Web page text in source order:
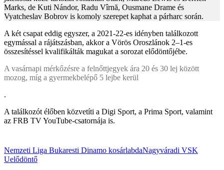
Marks, de Kuti Nándor, Radu Vîrnă, Ousmane Drame és
Vyatcheslav Bobrov is komoly szerepet kaphat a párharc során.
A két csapat eddig egyszer, a 2021-22-es idényben találkozott
egymással a rájátszásban, akkor a Vörös Oroszlánok 2–1-es
összesítéssel kvalifikálták magukat a sorozat elődöntőjébe.
A vasárnapi mérkőzésre a felnőttjegyek ára 20 és 30 lej között
mozog, míg a gyermekbelépő 5 lejbe kerül
.
A találkozót élőben közvetíti a Digi Sport, a Prima Sport, valamint
az FRB TV YouTube-csatornája is.
Nemzeti Liga Bukaresti Dinamo kosárlabdaNagyváradi VSK
Uelődöntő